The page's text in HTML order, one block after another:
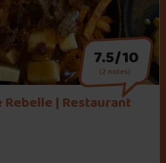
Rebelle | Restaurant
7.5/10
(2 notes)
Restaurant L’Assomption">